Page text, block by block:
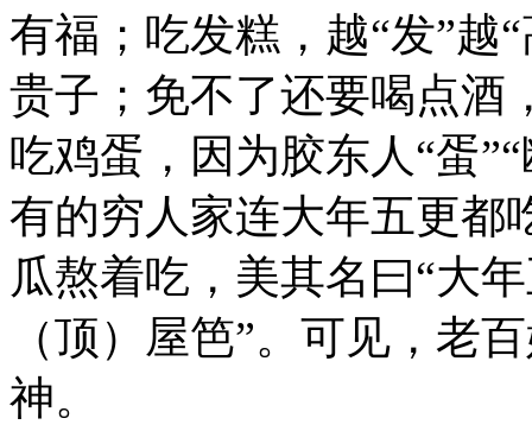
有福；吃发糕，越“发”越
贵子；免不了还要喝点酒
吃鸡蛋，因为胶东人“蛋
有的穷人家连大年五更都
瓜熬着吃，美其名曰“大
（顶）屋笆”。可见，老
神。